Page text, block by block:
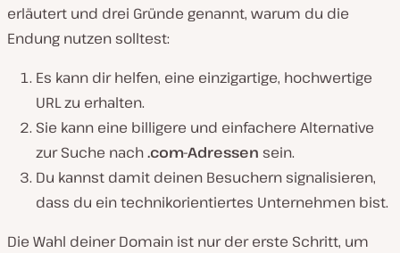
erläutert und drei Gründe genannt, warum du die
Endung nutzen solltest:
Es kann dir helfen, eine einzigartige, hochwertige
URL zu erhalten.
Sie kann eine billigere und einfachere Alternative
zur Suche nach.com-Adressen sein.
Du kannst damit deinen Besuchern signalisieren,
dass du ein technikorientiertes Unternehmen bist.
Die Wahl deiner Domain ist nur der erste Schritt, um